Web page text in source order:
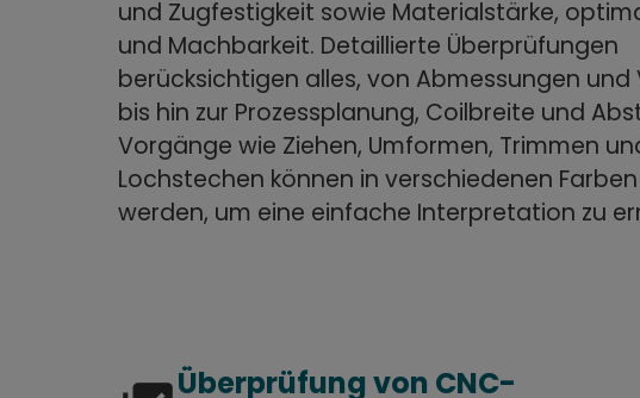
und Zugfestigkeit sowie Materialstärke,
und Machbarkeit. Detaillierte Überprüfungen
berücksichtigen alles, von Abmessungen und
bis hin zur Prozessplanung, Coilbreite und
Vorgänge wie Ziehen, Umformen, Trimmen
Lochstechen können in verschiedenen
werden, um eine einfache Interpretation zu
Überprüfung von CNC-